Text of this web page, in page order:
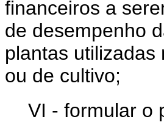
financeiros a
de desempenho
plantas
ou de cultivo;
VI - formular o